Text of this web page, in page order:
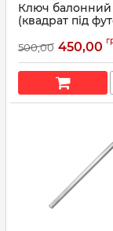
Ключ балонний
(квадрат під
Артикул: 21х41
500,00 450,00